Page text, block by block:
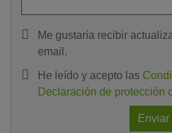
Me gustaría recibir
email.
He leído y acepto las
Declaración de protección
Enviar